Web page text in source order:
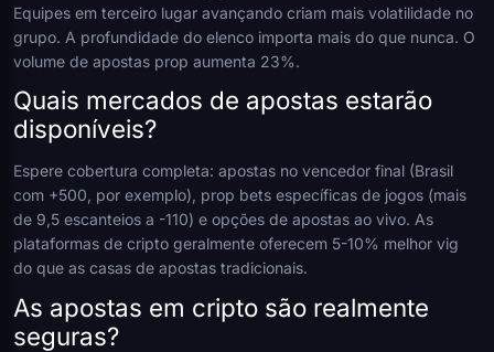
Equipes em terceiro lugar avançando criam mais volatilidade no
grupo. A profundidade do elenco importa mais do que nunca. O
volume de apostas prop aumenta 23%.
Quais mercados de apostas estarão
disponíveis?
Espere cobertura completa: apostas no vencedor final (Brasil
com +500, por exemplo), prop bets específicas de jogos (mais
de 9,5 escanteios a -110) e opções de apostas ao vivo. As
plataformas de cripto geralmente oferecem 5-10% melhor vig
do que as casas de apostas tradicionais.
As apostas em cripto são realmente
seguras?